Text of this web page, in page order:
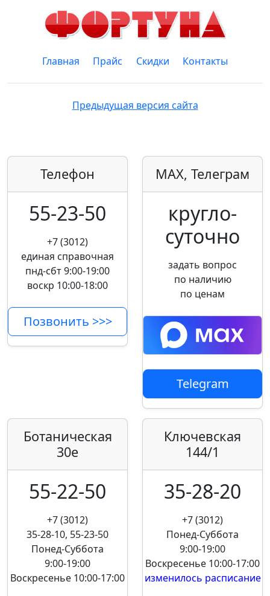
Главная Прайс Скидки Контакты
Предыдущая версия сайта
Телефон
55-23-50
+7 (3012)
единая справочная
пнд-сбт 9:00-19:00
воскр 10:00-18:00
Позвонить >>>
MAX, Телеграм
кругло­
суточно
задать вопрос
по наличию
по ценам
Telegram
Ботаническая
30е
55-22-50
+7 (3012)
35-28-10, 55-23-50
Понед-Суббота
9:00-19:00
Воскресенье 10:00-17:00
Ключевская
144/1
35-28-20
+7 (3012)
Понед-Суббота
9:00-19:00
Воскресенье 10:00-17:00
изменилось расписание